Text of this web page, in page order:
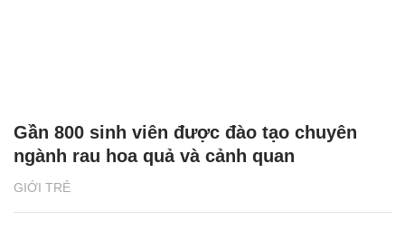
GIỚI TRẺ
Gần 800 sinh viên được đào tạo chuyên
ngành rau hoa quả và cảnh quan